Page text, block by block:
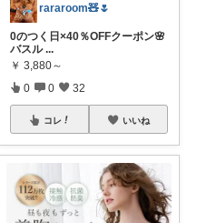
rararoom🧸🌷
0のつく日×40％OFFクーポン🌸
バスル ...
￥ 3,880～
0 0 32
コレ いいね